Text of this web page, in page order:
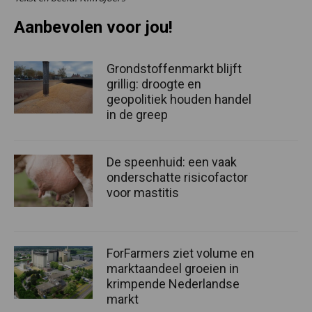
Aanbevolen voor jou!
Grondstoffenmarkt blijft
grillig: droogte en
geopolitiek houden handel
in de greep
De speenhuid: een vaak
onderschatte risicofactor
voor mastitis
ForFarmers ziet volume en
marktaandeel groeien in
krimpende Nederlandse
markt